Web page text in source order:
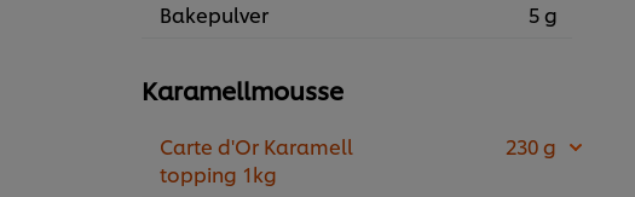
Bakepulver 5 g
Karamellmousse
Carte d'Or Karamell
topping 1kg
230 g